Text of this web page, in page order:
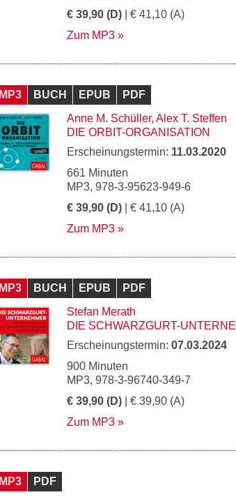
€ 39,90 (D) | € 41,10 (A)
Zum MP3
MP3 BUCH EPUB
PDF
Anne M. Schüller, Alex T. Steffen
DIE ORBIT-ORGANISATION
Erscheinungstermin: 11.03.2020
661 Minuten
MP3, 978-3-95623-949-6
€ 39,90 (D) | € 41,10 (A)
Zum MP3
MP3 BUCH EPUB
PDF
Stefan Merath
DIE SCHWARZGURT-
Erscheinungstermin: 07.03.2024
900 Minuten
MP3, 978-3-96740-349-7
€ 39,90 (D) | € 39,90 (A)
Zum MP3
MP3
PDF